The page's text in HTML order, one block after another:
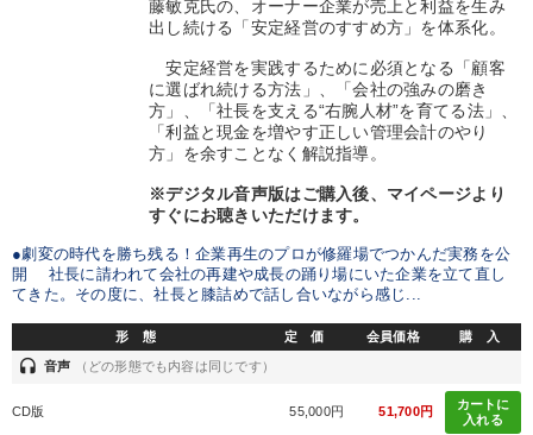
藤敏克氏の、オーナー企業が売上と利益を生み
出し続ける「安定経営のすすめ方」を体系化。
安定経営を実践するために必須となる「顧客
に選ばれ続ける方法」、「会社の強みの磨き
方」、「社長を支える“右腕人材”を育てる法」、
「利益と現金を増やす正しい管理会計のやり
方」を余すことなく解説指導。
※デジタル音声版はご購入後、マイページより
すぐにお聴きいただけます。
●劇変の時代を勝ち残る！企業再生のプロが修羅場でつかんだ実務を公
開 社長に請われて会社の再建や成長の踊り場にいた企業を立て直し
てきた。その度に、社長と膝詰めで話し合いながら感じ...
形 態 定 価 会員価格 購 入
headset 音声 （どの形態でも内容は同じです）
CD版 55,000円 51,700円
カートに
入れる